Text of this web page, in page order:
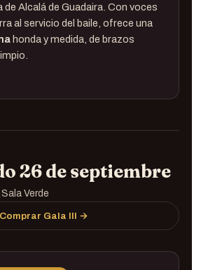
de Alcalá de Guadaira. Con voces
al servicio del baile, ofrece una
honda y medida, de brazos
26 de septiembre
Sala Verde
Comprar Gala III →